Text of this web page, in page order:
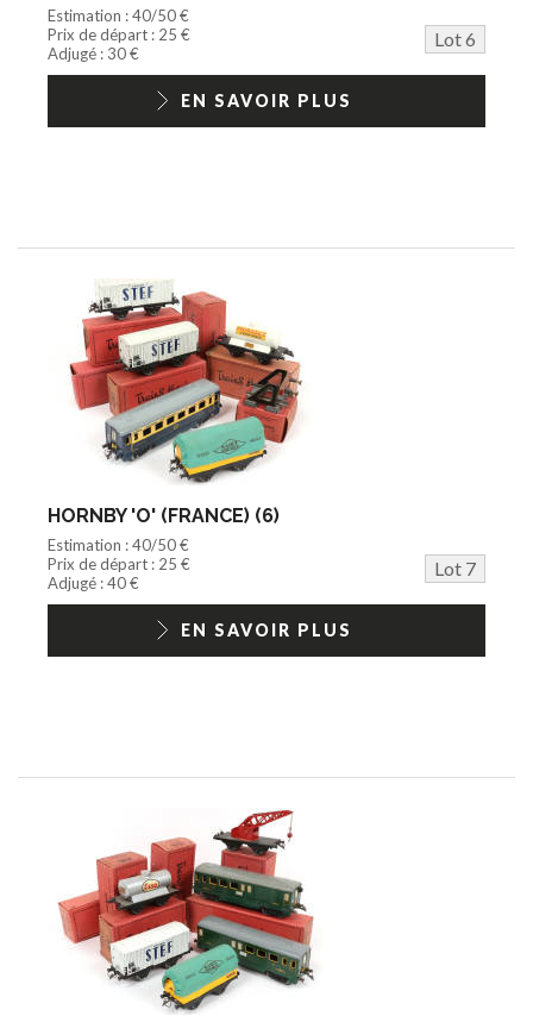
Estimation : 40/50 €
Prix de départ : 25 €
Lot 6
Adjugé : 30 €
EN SAVOIR PLUS
HORNBY 'O' (FRANCE) (6)
Estimation : 40/50 €
Prix de départ : 25 €
Lot 7
Adjugé : 40 €
EN SAVOIR PLUS